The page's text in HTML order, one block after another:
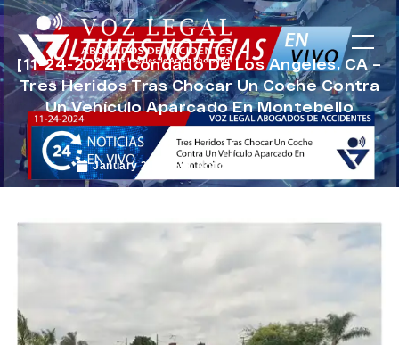
[11-24-2024] Condado De Los Angeles, CA –
Tres Heridos Tras Chocar Un Coche Contra
Un Vehículo Aparcado En Montebello
January 2, 2025 Noticias de Accidentes